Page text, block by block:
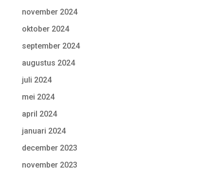
november 2024
oktober 2024
september 2024
augustus 2024
juli 2024
mei 2024
april 2024
januari 2024
december 2023
november 2023